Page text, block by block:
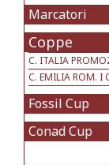
Marcatori
Coppe
C. ITALIA
C. EMILIA ROM. I
Fossil Cup
Conad Cup